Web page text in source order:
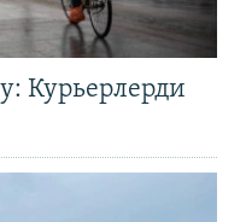
Курьерлерди